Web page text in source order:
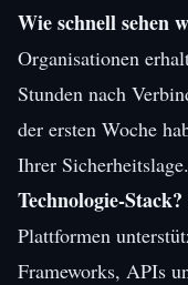
Wie schnell sehen
Organisationen
Stunden nach
der ersten Woche
Ihrer Sicherheitslage.
Technologie-Stack?
Plattformen
Frameworks, APIs